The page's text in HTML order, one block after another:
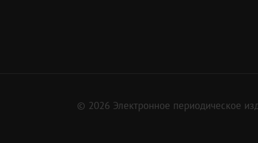
© 2026 Электронное периодическое